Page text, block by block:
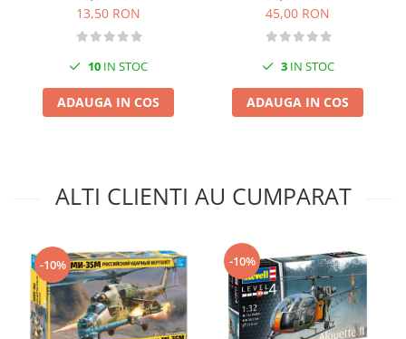
Markere Metalice
13,50 RON
10 IN STOC
ADAUGA IN COS
45,00 RON
3IN STOC
ADAUGA IN COS
ALTI CLIENTI AU CUMPARAT
-10% -10%